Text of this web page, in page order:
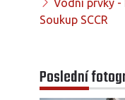
Vodní prvky -
Soukup SCCR
Poslední